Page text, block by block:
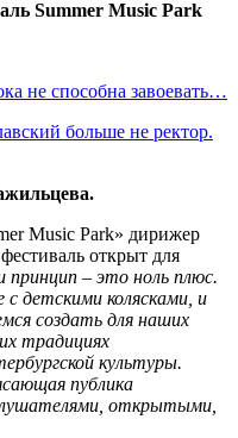
не способна завоевать…
больше не ректор.
Music Park» дирижер
открыт для
принцип – это ноль плюс.
детскими колясками, и
создать для наших
традициях
культуры.
публика
открытыми,